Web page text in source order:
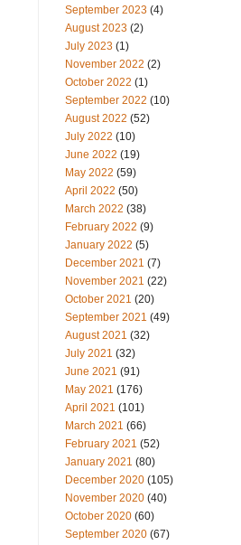
September 2023 (4)
August 2023 (2)
July 2023 (1)
November 2022 (2)
October 2022 (1)
September 2022 (10)
August 2022 (52)
July 2022 (10)
June 2022 (19)
May 2022 (59)
April 2022 (50)
March 2022 (38)
February 2022 (9)
January 2022 (5)
December 2021 (7)
November 2021 (22)
October 2021 (20)
September 2021 (49)
August 2021 (32)
July 2021 (32)
June 2021 (91)
May 2021 (176)
April 2021 (101)
March 2021 (66)
February 2021 (52)
January 2021 (80)
December 2020 (105)
November 2020 (40)
October 2020 (60)
September 2020 (67)